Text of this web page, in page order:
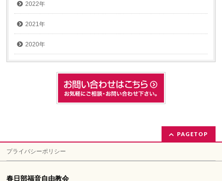
2022年
2021年
2020年
PAGETOP
プライバシーポリシー
春日部福音自由教会